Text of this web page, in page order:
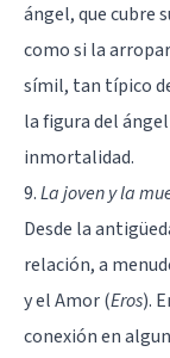
ángel, que cubre
como si la
símil, tan típico
la figura del
inmortalidad.
9.La joven y la
Desde la
relación, a
y el Amor (Eros).
conexión en